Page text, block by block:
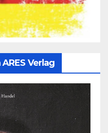
Verlag